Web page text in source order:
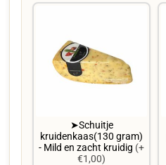
➤Schuitje
kruidenkaas(130 gram)
- Mild en zacht kruidig (+
€1,00)